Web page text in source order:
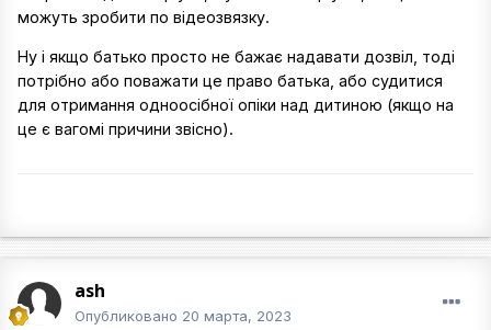
можуть зробити по відеозвязку.
Ну і якщо батько просто не бажає надавати дозвіл, тоді
потрібно або поважати це право батька, або судитися
для отримання одноосібної опіки над дитиною (якщо на
це є вагомі причини звісно).
ash
Опубликовано 20 марта, 2023